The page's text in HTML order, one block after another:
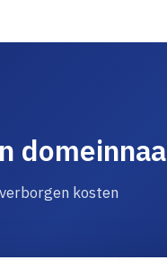
kosten